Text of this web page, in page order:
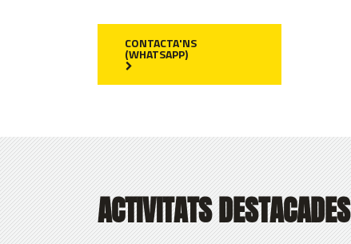
CONTACTA'NS
(WHATSAPP)
ACTIVITATS DESTACADES